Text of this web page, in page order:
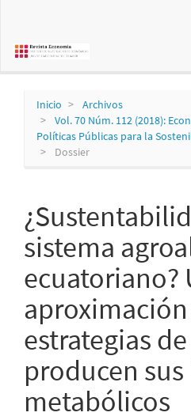
principal
Inicio
Archivos
Vol. 70 Núm. 112 (2018):
Políticas Públicas para la
Dossier
sistema
ecuatoriano?
aproximación
estrategias
producen
metabólicos